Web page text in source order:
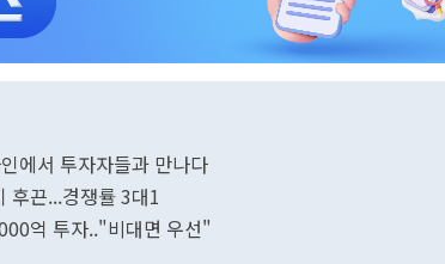
에서 투자자들과 만나다
후끈...경쟁률 3대1
억 투자.."비대면 우선"